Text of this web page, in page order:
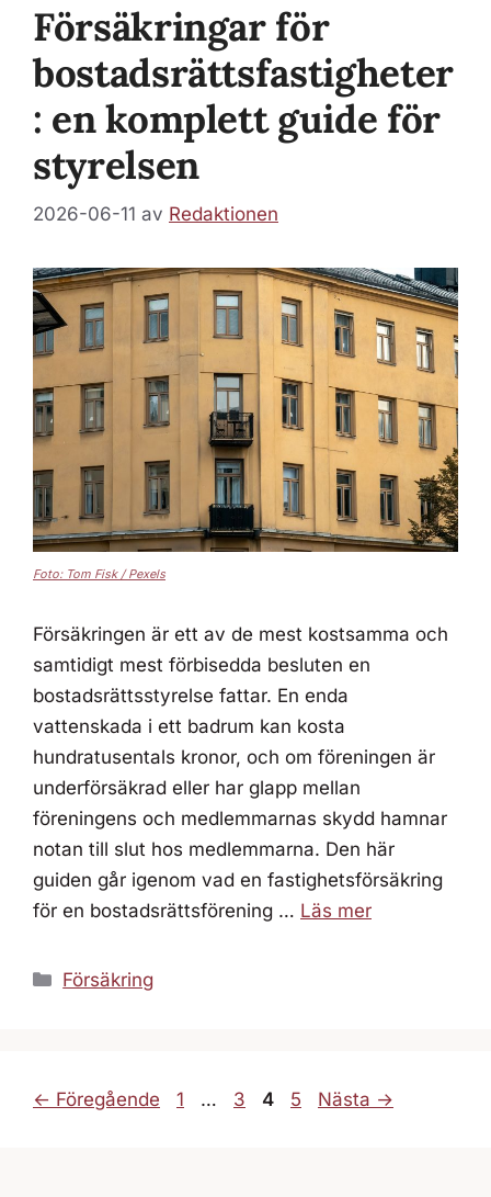
Försäkringar för
bostadsrättsfastigheter
: en komplett guide för
styrelsen
2026-06-11 av Redaktionen
Foto: Tom Fisk / Pexels
Försäkringen är ett av de mest kostsamma och
samtidigt mest förbisedda besluten en
bostadsrättsstyrelse fattar. En enda
vattenskada i ett badrum kan kosta
hundratusentals kronor, och om föreningen är
underförsäkrad eller har glapp mellan
föreningens och medlemmarnas skydd hamnar
notan till slut hos medlemmarna. Den här
guiden går igenom vad en fastighetsförsäkring
för en bostadsrättsförening … Läs mer
Kategorier
Försäkring
← Föregående Sida
1 … Sida
3 Sida
4 Sida
5 Nästa →